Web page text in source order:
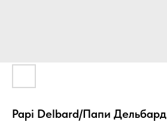
Papi Delbard/Папи Дельбард